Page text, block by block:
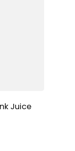
Juice